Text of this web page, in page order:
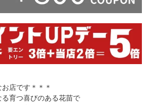
店です＊＊＊
育つ喜びのある花苗で